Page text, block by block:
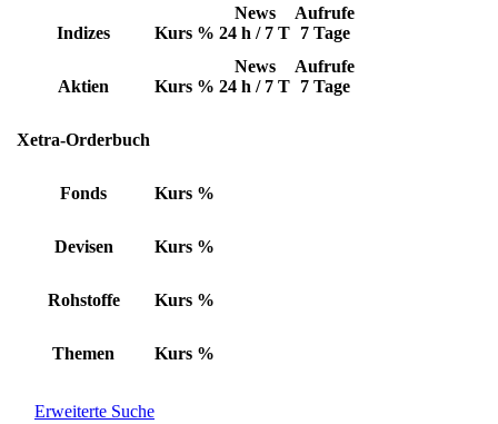
Indizes Kurs %
News
24 h / 7 T
Aufrufe
7 Tage
Aktien Kurs %
News
24 h / 7 T
Aufrufe
7 Tage
Xetra-Orderbuch
Fonds Kurs %
Devisen Kurs %
Rohstoffe Kurs %
Themen Kurs %
Erweiterte Suche